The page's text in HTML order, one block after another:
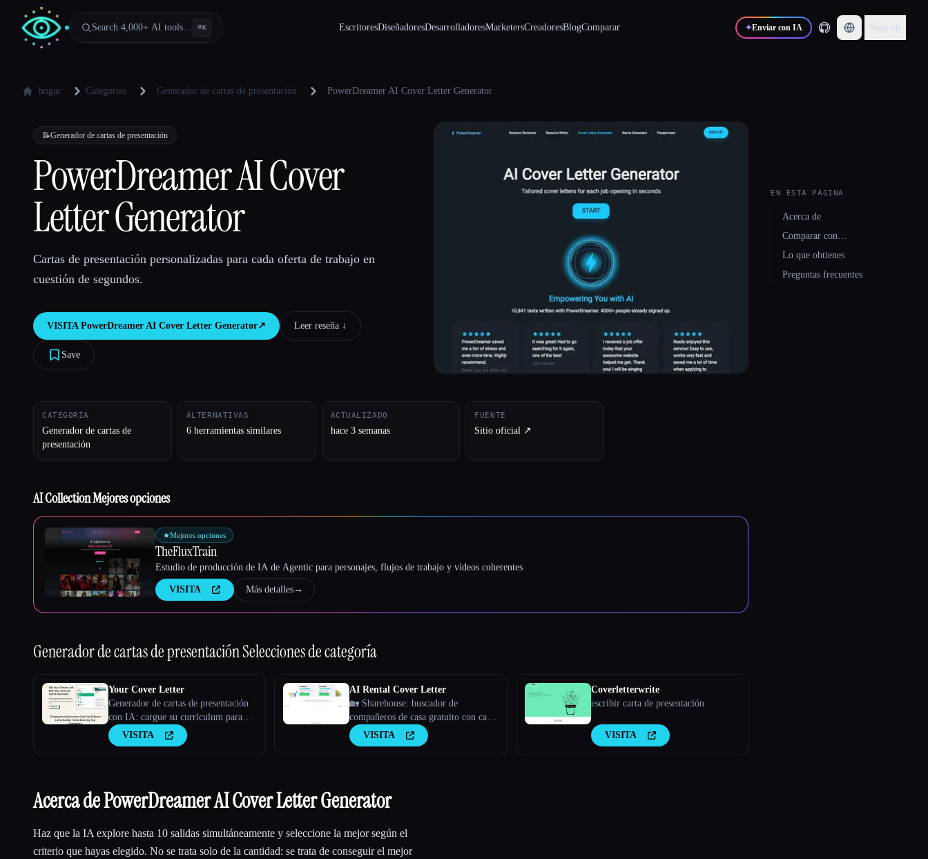
Search 4,000+ AI tools… ⌘K EscritoresDiseñadoresDesarrolladoresMarketersCreadoresBlogComparar ✦Enviar con IA Sign up
hogar Categorías Generador de cartas de presentación PowerDreamer AI Cover Letter Generator
📝Generador de cartas de presentación
PowerDreamer AI Cover
Letter Generator
Cartas de presentación personalizadas para cada oferta de trabajo en
cuestión de segundos.
VISITA PowerDreamer AI Cover Letter Generator↗︎ Leer reseña ↓︎
Save
CATEGORÍA
Generador de cartas de
presentación
ALTERNATIVAS
6 herramientas similares
ACTUALIZADO
hace 3 semanas
FUENTE
Sitio oficial ↗︎
AI Collection Mejores opciones
★Mejores opciones
TheFluxTrain
Estudio de producción de IA de Agentic para personajes, flujos de trabajo y vídeos coherentes
VISITA Más detalles→
Generador de cartas de presentaciónSelecciones de categoría
Your Cover Letter
Generador de cartas de presentación
con IA: cargue su currículum para
comenzar
VISITA
AI Rental Cover Letter
🏡 Sharehouse: buscador de
compañeros de casa gratuito con carta
de presentación de alquiler con IA ⚡️
Destaca entre la multitud con una
VISITA
Coverletterwrite
escribir carta de presentación
VISITA
Acerca de PowerDreamer AI Cover Letter Generator
Haz que la IA explore hasta 10 salidas simultáneamente y seleccione la mejor según el
criterio que hayas elegido. No se trata solo de la cantidad: se trata de conseguir el mejor
EN ESTA PÁGINA
Acerca de
Comparar con…
Lo que obtienes
Preguntas frecuentes